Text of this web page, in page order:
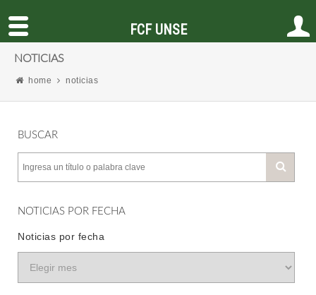
NOTICIAS
home noticias
BUSCAR
NOTICIAS POR FECHA
Noticias por fecha
FCF UNSE